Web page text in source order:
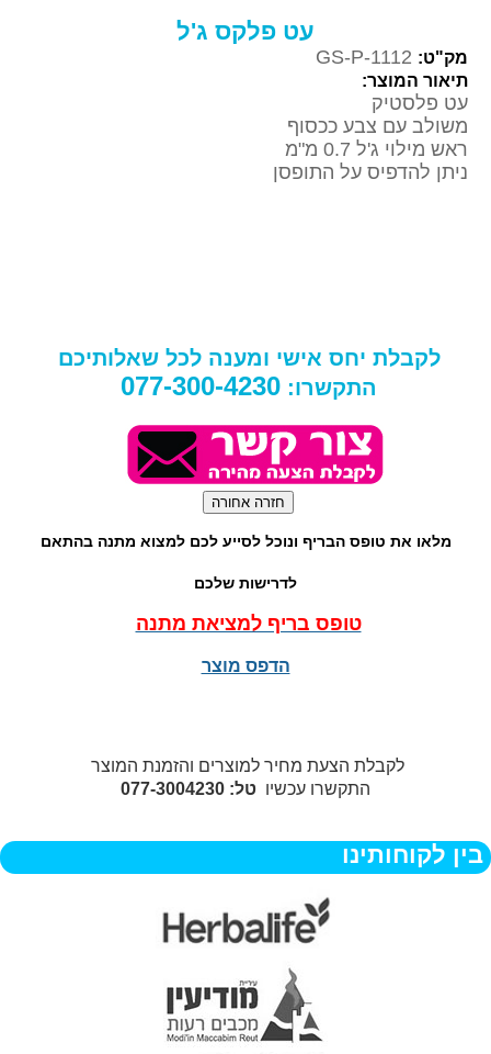
עט פלקס ג'ל
מק"ט: GS-P-1112
תיאור המוצר:
עט פלסטיק
משולב עם צבע ככסוף
ראש מילוי ג'ל 0.7 מ"מ
ניתן להדפיס על התופסן
לקבלת יחס אישי ומענה לכל שאלותיכם
התקשרו: 077-300-4230
מלאו את טופס הבריף ונוכל לסייע לכם למצוא מתנה בהתאם
לדרישות שלכם
טופס בריף למציאת מתנה
הדפס מוצר
לקבלת הצעת מחיר למוצרים והזמנת המוצר
התקשרו עכשיו טל: 077-3004230
בין לקוחותינו